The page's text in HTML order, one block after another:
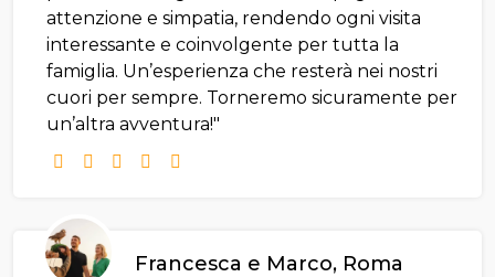
attenzione e simpatia, rendendo ogni visita
interessante e coinvolgente per tutta la
famiglia. Un’esperienza che resterà nei nostri
cuori per sempre. Torneremo sicuramente per
un’altra avventura!"
Francesca e Marco, Roma